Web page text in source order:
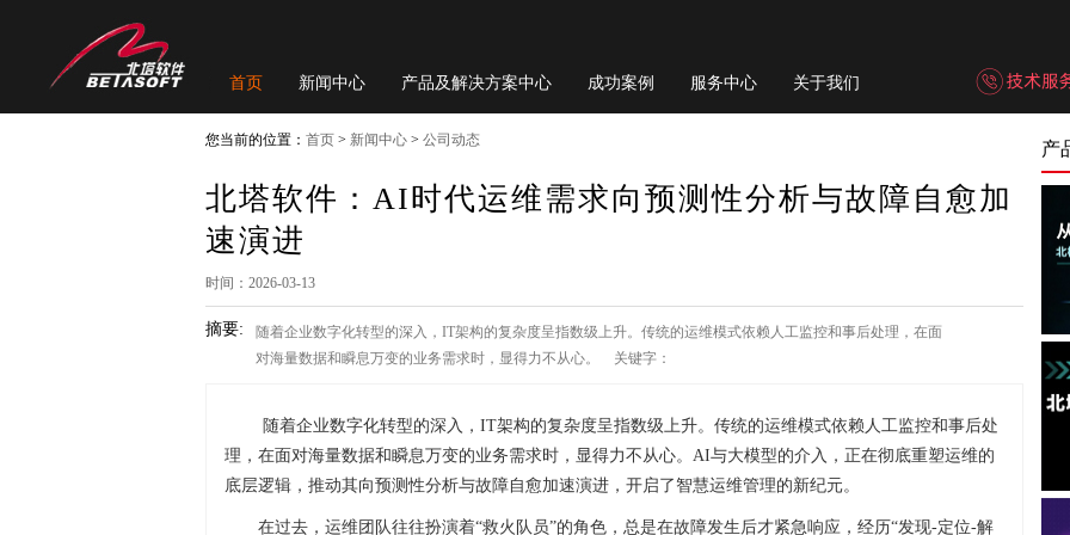
首页 新闻中心 产品及解决方案中心 成功案例 服务中心 关于我们
您当前的位置： 首页 > 新闻中心 > 公司动态
北塔软件：AI时代运维需求向预测性分析与故障自愈加
速演进
时间：2026-03-13
摘要:
随着企业数字化转型的深入，IT架构的复杂度呈指数级上升。传统的运维模式依赖人工监控和事后处理，在面
对海量数据和瞬息万变的业务需求时，显得力不从心。 关键字：
随着企业数字化转型的深入，IT架构的复杂度呈指数级上升。传统的运维模式依赖人工监控和事后处
理，在面对海量数据和瞬息万变的业务需求时，显得力不从心。AI与大模型的介入，正在彻底重塑运维的
底层逻辑，推动其向预测性分析与故障自愈加速演进，开启了智慧运维管理的新纪元。
在过去，运维团队往往扮演着“救火队员”的角色，总是在故障发生后才紧急响应，经历“发现-定位-解
产